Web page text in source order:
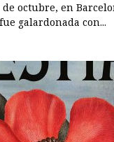
octubre, en
galardonada con...